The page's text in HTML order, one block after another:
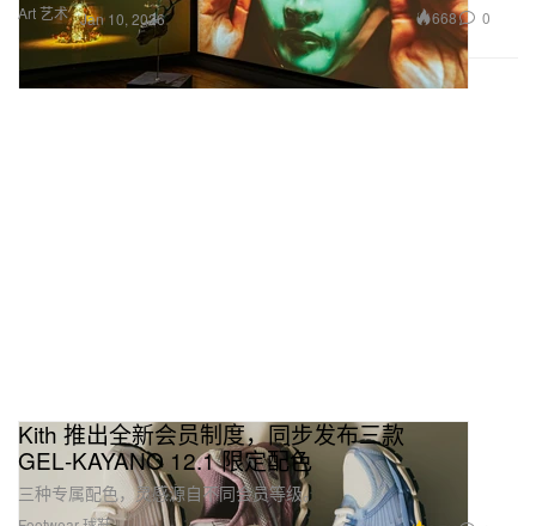
Art 艺术 Jan 10, 2026 668 0
Kith 推出全新会员制度，同步发布三款
GEL‑KAYANO 12.1 限定配色
三种专属配色，灵感源自不同会员等级。